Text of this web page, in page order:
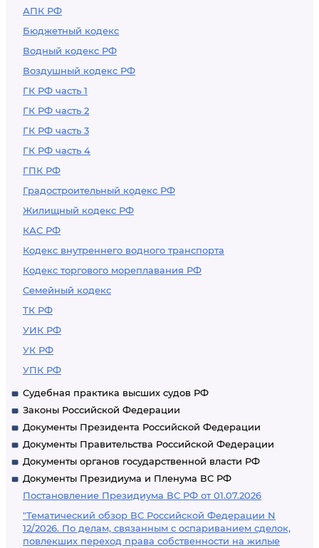
АПК РФ
Бюджетный кодекс
Водный кодекс РФ
Воздушный кодекс РФ
ГК РФ часть 1
ГК РФ часть 2
ГК РФ часть 3
ГК РФ часть 4
ГПК РФ
Градостроительный кодекс РФ
Жилищный кодекс РФ
КАС РФ
Кодекс внутреннего водного транспорта
Кодекс торгового мореплавания РФ
Семейный кодекс
ТК РФ
УИК РФ
УК РФ
УПК РФ
Судебная практика высших судов РФ
Законы Российской Федерации
Документы Президента Российской Федерации
Документы Правительства Российской Федерации
Документы органов государственной власти РФ
Документы Президиума и Пленума ВС РФ
Постановление Президиума ВС РФ от 01.07.2026
"Тематический обзор ВС Российской Федерации N
12/2026. По делам, связанным с оспариванием сделок,
повлекших переход права собственности на жилые